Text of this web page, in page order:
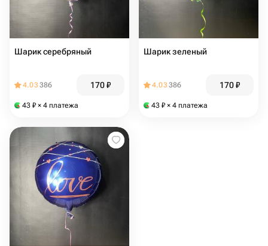
Шарик серебряный
4.03386 170₽
43 ₽ × 4 платежа
Шарик зеленый
4.03386 170₽
43 ₽ × 4 платежа